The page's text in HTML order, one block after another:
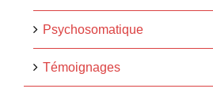
Psychosomatique
Témoignages